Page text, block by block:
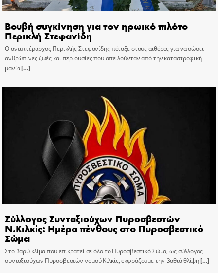
Βουβή συγκίνηση για τον ηρωικό πιλότο
Περικλή Στεφανίδη
Ο αντιπτέραρχος Περικλής Στεφανίδης πέταξε στους αιθέρες για να σώσει
ανθρώπινες ζωές και περιουσίες που απειλούνταν από την καταστροφική
μανία[…]
Σύλλογος Συνταξιούχων Πυροσβεστών
Ν.Κιλκίς: Ημέρα πένθους στο Πυροσβεστικό
Σώμα
Στο βαρύ κλίμα που επικρατεί σε όλο το Πυροσβεστικό Σώμα, ως σύλλογος
συνταξιούχων Πυροσβεστών νομού Κιλκίς, εκφράζουμε την βαθιά θλίψη[…]